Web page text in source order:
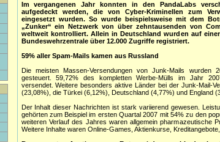
Im vergangenen Jahr konnten in den PandaLabs
aufgedeckt werden, die von Cyber-Kriminellen zum
eingesetzt wurden. So wurde beispielsweise mit dem
„Zunker“ ein Netzwerk von über zehntausenden von
weltweit kontrolliert. Allein in Deutschland wurden auf
Bundeswehrzentrale über 12.000 Zugriffe registriert.
59% aller Spam-Mails kamen aus Russland
Die meisten Massen-Versendungen von Junk-Mails wurden
gesteuert. 59,72% des kompletten Werbe-Mülls im Jahr
versendet. Weitere besonders aktive Länder bei der Junk-Mail-
(23,08%), die Türkei (6,12%), Deutschland (4,77%) und England
Der Inhalt dieser Nachrichten ist stark variierend gewesen.
gehörten zum Beispiel im ersten Quartal 2007 mit 54% zu den
weiteren Verlauf des Jahres waren allgemein pharmazeutische
Weitere Inhalte waren Online-Games, Aktienkurse, Kreditangebote,